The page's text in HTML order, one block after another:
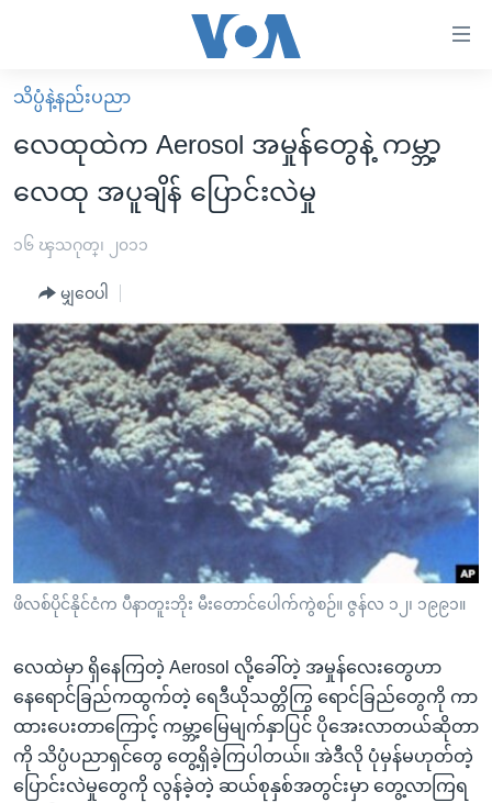
လွယ်ကူ
စေ
များ
အကြောင်းအရာ
သို့
ကျော်
ကြည့်
ရန်
ပင်မ
အ
သို့
ရန်
ရှာဖွေ
ရန်
နေရာ
သို့
မူလစာမျက်နှာ
မြန်မာ
ကမ္ဘာ့သတင်းများ
အစ္စရေး-ပါလက်စတိုင်း
ဗွီဒီယို
ရပ်ဝန်းတခု လမ်းတခု အလွန်
အင်္ဂလိပ်စာလေ့လာမယ်
အမေရိကန်သုံးအီဒီယံ
မကြေးမုံရဲ့ အင်္ဂလိပ်စာ
ရုပ်ရှင်ထဲက အင်္ဂလိပ်စာ
သုတပဒေသာ အင်္ဂလိပ်စာ
အပတ်စဉ်ကဏ္ဍများ
ရေဒီယို
တီဗွီ
ရေဒီယိုနှင့်ရုပ်သံ အချက်အလက်များ
ရေဒီယို/တီဗွီအစီအစဉ်
Learning English
ဗွီအိုအေ လူမှုကွန်ယက်များ
ဘာသာစကားများ
သိပ္ပံနဲ့နည်းပညာ
လေထုထဲက Aerosol အမှုန်တွေနဲ့ ကမ္ဘာ့
လေထု အပူချိန် ပြောင်းလဲမှု
၁၆ ၾသဂုတ္၊ ၂၀၁၁
မျှဝေပါ
ဖိလစ်ပိုင်နိုင်ငံက ပီနာတူးဘိုး မီးတောင်ပေါက်ကွဲစဉ်။ ဇွန်လ ၁၂၊ ၁၉၉၁။
လေထဲမှာ ရှိနေကြတဲ့ Aerosol လို့ခေါ်တဲ့ အမှုန်လေးတွေဟာ
နေရောင်ခြည်ကထွက်တဲ့ ရေဒီယိုသတ္တိကြွ ရောင်ခြည်တွေကို ကာ
ထားပေးတာကြောင့် ကမ္ဘာ့မြေမျက်နှာပြင် ပိုအေးလာတယ်ဆိုတာ
ကို သိပ္ပံပညာရှင်တွေ တွေ့ရှိခဲ့ကြပါတယ်။ အဲဒီလို ပုံမှန်မဟုတ်တဲ့
ပြောင်းလဲမှုတွေကို လွန်ခဲ့တဲ့ ဆယ်စုနှစ်အတွင်းမှာ တွေ့လာကြရ